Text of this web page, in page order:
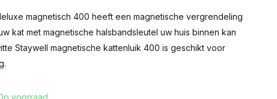
magnetisch 400 heeft een magnetische vergrendeling
kat met magnetische halsbandsleutel uw huis binnen kan
Staywell magnetische kattenluik 400 is geschikt voor
voorraad